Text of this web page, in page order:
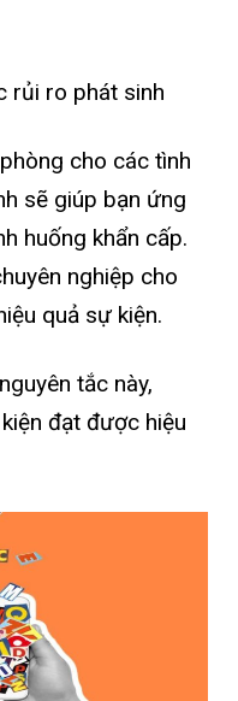
rủi ro phát sinh
cho các tình
sẽ giúp bạn ứng
huống khẩn cấp.
nghiệp cho
quả sự kiện.
tắc này,
đạt được hiệu